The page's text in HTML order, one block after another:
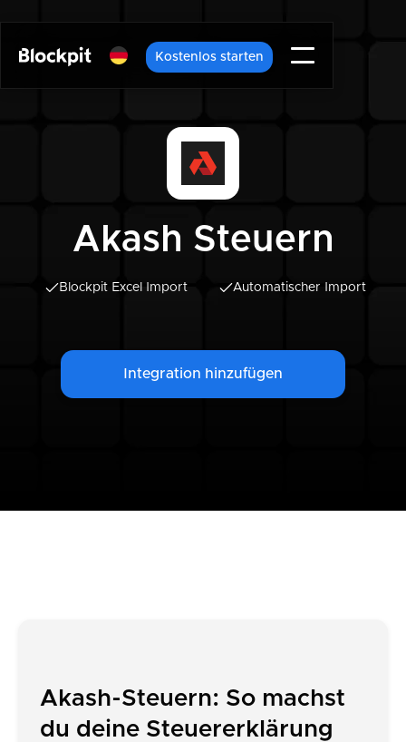
Kostenlos starten
Akash Steuern
Blockpit Excel Import Automatischer Import
Integration hinzufügen
Akash-Steuern: So machst
du deine Steuererklärung